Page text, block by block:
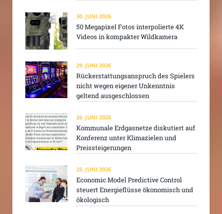
30. JUNI 2026
50 Megapixel Fotos interpolierte 4K
Videos in kompakter Wildkamera
29. JUNI 2026
Rückerstattungsanspruch des Spielers
nicht wegen eigener Unkenntnis
geltend ausgeschlossen
26. JUNI 2026
Kommunale Erdgasnetze diskutiert auf
Konferenz unter Klimazielen und
Preissteigerungen
25. JUNI 2026
Economic Model Predictive Control
steuert Energieflüsse ökonomisch und
ökologisch